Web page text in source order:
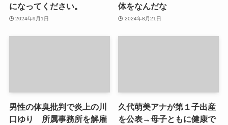
になってください。
2024年9月1日
体をなんだな
2024年8月21日
男性の体臭批判で炎上の川
口ゆり 所属事務所を解雇
久代萌美アナが第１子出産
を公表→母子ともに健康で